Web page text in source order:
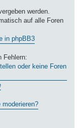
werden.
auf alle Foren
in phpBB3
Fehlern:
oder keine Foren